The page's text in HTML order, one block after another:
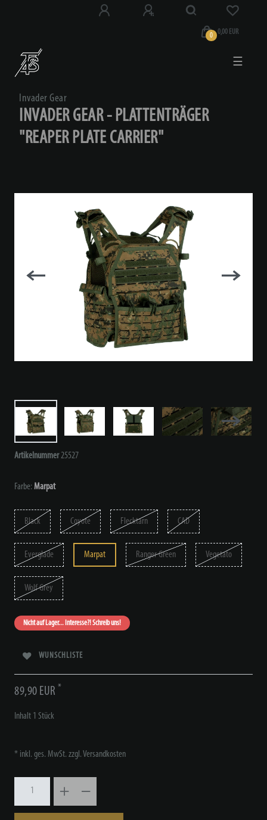
0 0,00 EUR
☰
Invader Gear
INVADER GEAR - PLATTENTRÄGER
"REAPER PLATE CARRIER"
Artikelnummer25527
Farbe: Marpat
Black Coyote Flecktarn CAD
Everglade Marpat Ranger Green Vegetato
Wolf Grey
Nicht auf Lager... Interesse?! Schreib uns!
WUNSCHLISTE
89,90 EUR *
Inhalt 1 Stück
* inkl. ges. MwSt. zzgl.Versandkosten